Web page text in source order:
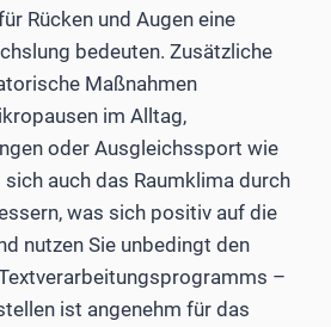
Rücken und Augen eine
bedeuten. Zusätzliche
Maßnahmen
im Alltag,
oder Ausgleichssport wie
auch das Raumklima durch
was sich positiv auf die
nutzen Sie unbedingt den
–
ist angenehm für das